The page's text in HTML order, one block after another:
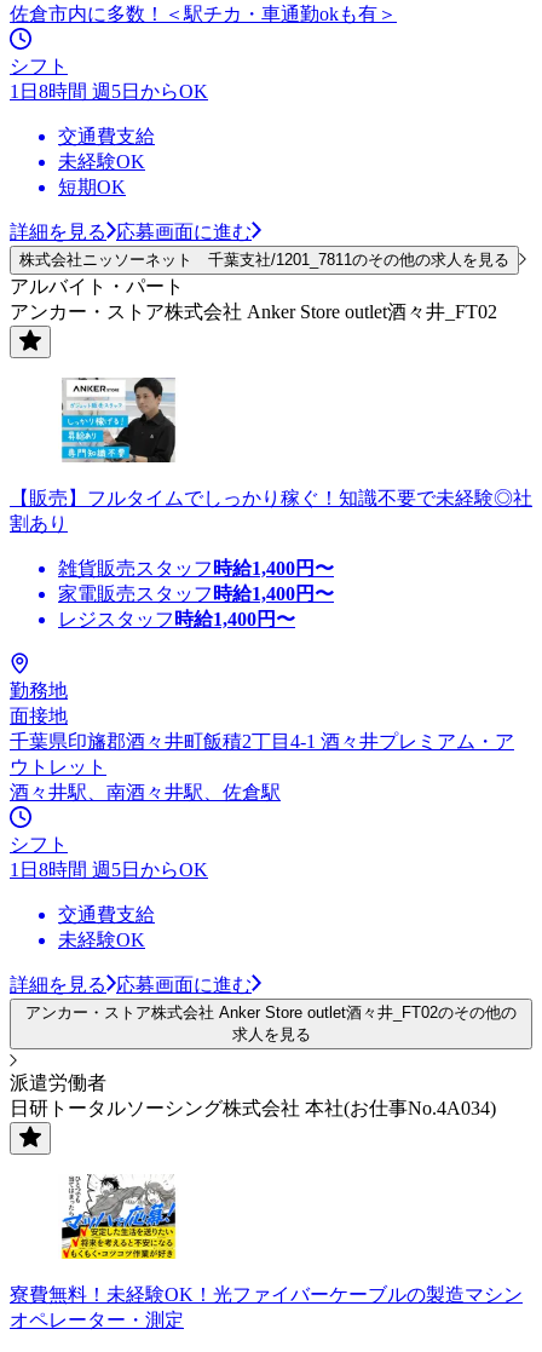
佐倉市内に多数！＜駅チカ・車通勤okも有＞
シフト
1日8時間 週5日からOK
交通費支給
未経験OK
短期OK
詳細を見る 応募画面に進む
株式会社ニッソーネット 千葉支社/1201_7811のその他の求人を見る
アルバイト・パート
アンカー・ストア株式会社 Anker Store outlet酒々井_FT02
【販売】フルタイムでしっかり稼ぐ！知識不要で未経験◎社
割あり
雑貨販売スタッフ 時給1,400円〜
家電販売スタッフ 時給1,400円〜
レジスタッフ 時給1,400円〜
勤務地
面接地
千葉県印旛郡酒々井町飯積2丁目4-1 酒々井プレミアム・ア
ウトレット
酒々井駅、南酒々井駅、佐倉駅
シフト
1日8時間 週5日からOK
交通費支給
未経験OK
詳細を見る 応募画面に進む
アンカー・ストア株式会社 Anker Store outlet酒々井_FT02のその他の
求人を見る
派遣労働者
日研トータルソーシング株式会社 本社(お仕事No.4A034)
寮費無料！未経験OK！光ファイバーケーブルの製造マシン
オペレーター・測定